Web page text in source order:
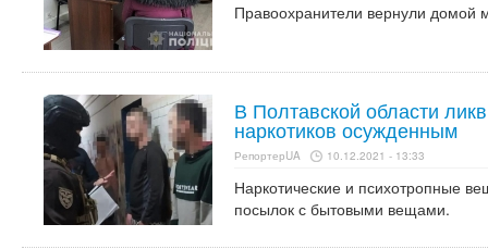
Правоохранители вернули домой
В Полтавской области
наркотиков осужденным
РепортерUA 10.12.2021 - 13:33
Наркотические и психотропные
посылок с бытовыми вещами.